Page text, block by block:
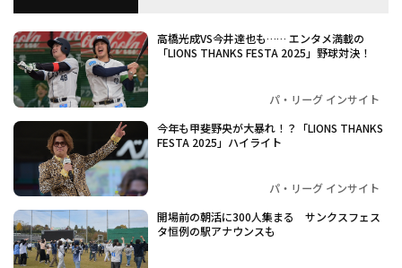
高橋光成VS今井達也も…… エンタメ満載の
「LIONS THANKS FESTA 2025」野球対決！
パ・リーグ インサイト
今年も甲斐野央が大暴れ！？「LIONS THANKS
FESTA 2025」ハイライト
パ・リーグ インサイト
開場前の朝活に300人集まる サンクスフェス
タ恒例の駅アナウンスも